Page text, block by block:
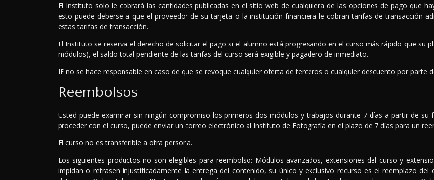
El Instituto solo le cobrará las cantidades publicadas en el sitio web de cualquiera de las opciones de pago que
esto puede deberse a que el proveedor de su tarjeta o la institución financiera le cobran tarifas de transacción
estas tarifas de transacción.
El Instituto se reserva el derecho de solicitar el pago si el alumno está progresando en el curso más rápido que su
módulos), el saldo total pendiente de las tarifas del curso será exigible y pagadero de inmediato.
IF no se hace responsable en caso de que se revoque cualquier oferta de terceros o cualquier descuento por parte
Reembolsos
Usted puede examinar sin ningún compromiso los primeros dos módulos y trabajos durante 7 días a partir de su
proceder con el curso, puede enviar un correo electrónico al Instituto de Fotografía en el plazo de 7 días para un
El curso no es transferible a otra persona.
Los siguientes productos no son elegibles para reembolso: Módulos avanzados, extensiones del curso y
impidan o retrasen injustificadamente la entrega del contenido, su único y exclusivo recurso es el reemplazo